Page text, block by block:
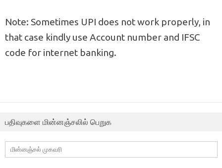
Note: Sometimes UPI does not work properly, in
that case kindly use Account number and IFSC
code for internet banking.
பதிவுகளை மின்னஞ்சலில் பெறுக
மின்னஞ்சல்
முகவரி